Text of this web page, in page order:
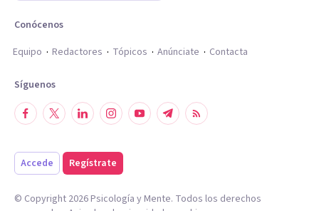
Conócenos
Equipo
Redactores Tópicos Anúnciate Contacta
Síguenos
Accede Regístrate
© Copyright 2026Psicología y Mente. Todos los derechos